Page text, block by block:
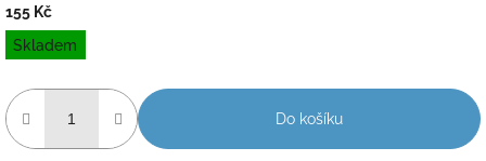
155 Kč
Měrná
cena:
Skladem
Do košíku